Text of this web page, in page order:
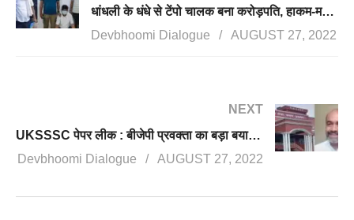
धांधली के धंधे से टेंपो चालक बना करोड़पति, हाकम-मनराल का करीबी केंद्रपाल गिरफ्तार
Devbhoomi Dialogue
AUGUST 27, 2022
NEXT
UKSSSC पेपर लीक : बीजेपी प्रवक्ता का बड़ा बयान, कोई भी भर्ती रद्द नहीं की गई, सबका परीक्षण हो रहा है
Devbhoomi Dialogue
AUGUST 27, 2022